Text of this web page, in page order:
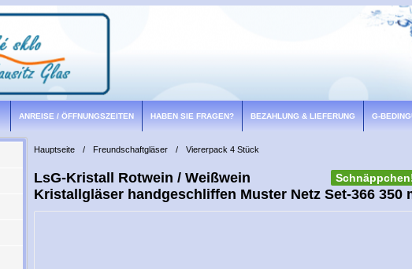
ANREISE / ÖFFNUNGSZEITEN HABEN SIE FRAGEN? BEZAHLUNG & LIEFERUNG G-
Hauptseite / Freundschaftgläser / Viererpack 4 Stück
LsG-Kristall Rotwein / Weißwein
Kristallgläser handgeschliffen Muster Netz Set-366 350